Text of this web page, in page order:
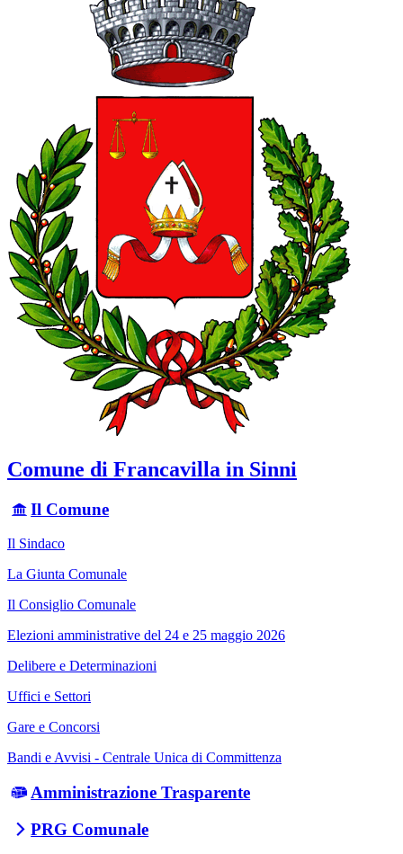
Comune di Francavilla in Sinni
Il Comune
Il Sindaco
La Giunta Comunale
Il Consiglio Comunale
Elezioni amministrative del 24 e 25 maggio 2026
Delibere e Determinazioni
Uffici e Settori
Gare e Concorsi
Bandi e Avvisi - Centrale Unica di Committenza
Amministrazione Trasparente
PRG Comunale